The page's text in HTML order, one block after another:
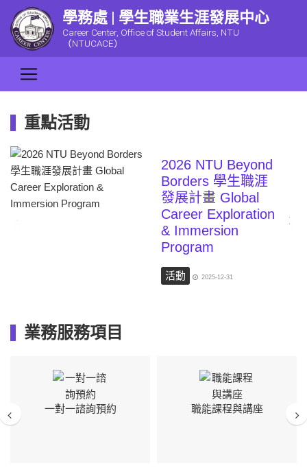
學務處 | 學生職業生涯發展中心
Career Center, Office of Student Affairs, NTU
（NTUCACE）
重點活動
2026 NTU Beyond
Borders 學生職涯
發展計畫 Global
Career Exploration
& Immersion
Program
活動 2025-12-31
Next
業務服務項目
Previous一對一諮詢預約 職能課程與講座